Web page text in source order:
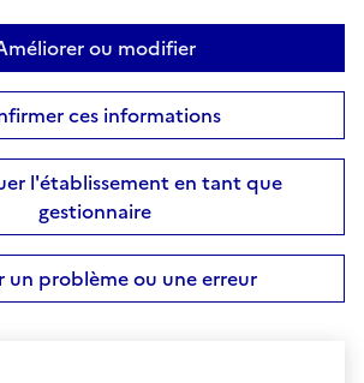
ou modifier
ces informations
l'établissement en tant que
gestionnaire
un problème ou une erreur